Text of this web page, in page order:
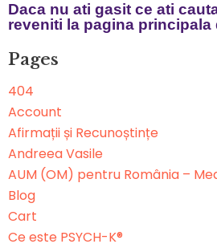
Tabere
Blog
Contact
Daca nu ati gasit ce ati
reveniti la pagina principala
Pages
404
Account
Afirmații și Recunoștințe
Andreea Vasile
AUM (OM) pentru România –
Blog
Cart
Ce este PSYCH-K®